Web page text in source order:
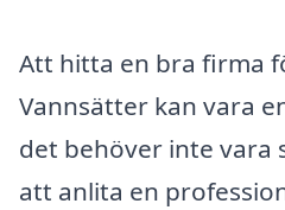
Att hitta en bra firma
Vannsätter kan vara
det behöver inte vara
att anlita en